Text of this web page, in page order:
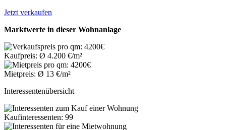
Jetzt verkaufen
Marktwerte in dieser Wohnanlage
Kaufpreis: Ø 4.200 €/m²
Mietpreis: Ø 13 €/m²
Interessentenübersicht
Kaufinteressenten: 99